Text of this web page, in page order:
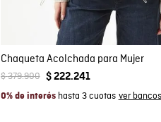
L
S
Chaqueta Acolchada para Mujer
$379.900 $ 222.241
0% de interéshasta 3 cuotas